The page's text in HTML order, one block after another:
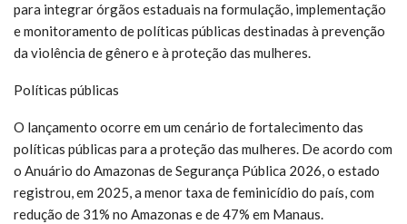
para integrar órgãos estaduais na formulação, implementação
e monitoramento de políticas públicas destinadas à prevenção
da violência de gênero e à proteção das mulheres.
Políticas públicas
O lançamento ocorre em um cenário de fortalecimento das
políticas públicas para a proteção das mulheres. De acordo com
o Anuário do Amazonas de Segurança Pública 2026, o estado
registrou, em 2025, a menor taxa de feminicídio do país, com
redução de 31% no Amazonas e de 47% em Manaus.